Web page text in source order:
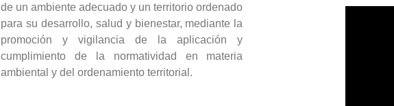
de un ambiente adecuado y un territorio ordenado
para su desarrollo, salud y bienestar, mediante la
promoción y vigilancia de la aplicación y
cumplimiento de la normatividad en materia
ambiental y del ordenamiento territorial.